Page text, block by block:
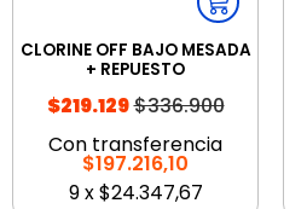
CLORINE OFF BAJO MESADA
+ REPUESTO
$219.129$336.900
Con transferencia
$197.216,10
9x$24.347,67